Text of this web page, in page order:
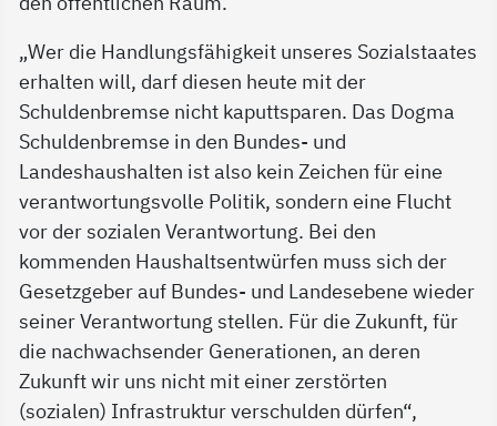
„Wer die Handlungsfähigkeit unseres Sozialstaates
erhalten will, darf diesen heute mit der
Schuldenbremse nicht kaputtsparen. Das Dogma
Schuldenbremse in den Bundes- und
Landeshaushalten ist also kein Zeichen für eine
verantwortungsvolle Politik, sondern eine Flucht
vor der sozialen Verantwortung. Bei den
kommenden Haushaltsentwürfen muss sich der
Gesetzgeber auf Bundes- und Landesebene wieder
seiner Verantwortung stellen. Für die Zukunft, für
die nachwachsender Generationen, an deren
Zukunft wir uns nicht mit einer zerstörten
(sozialen) Infrastruktur verschulden dürfen“,